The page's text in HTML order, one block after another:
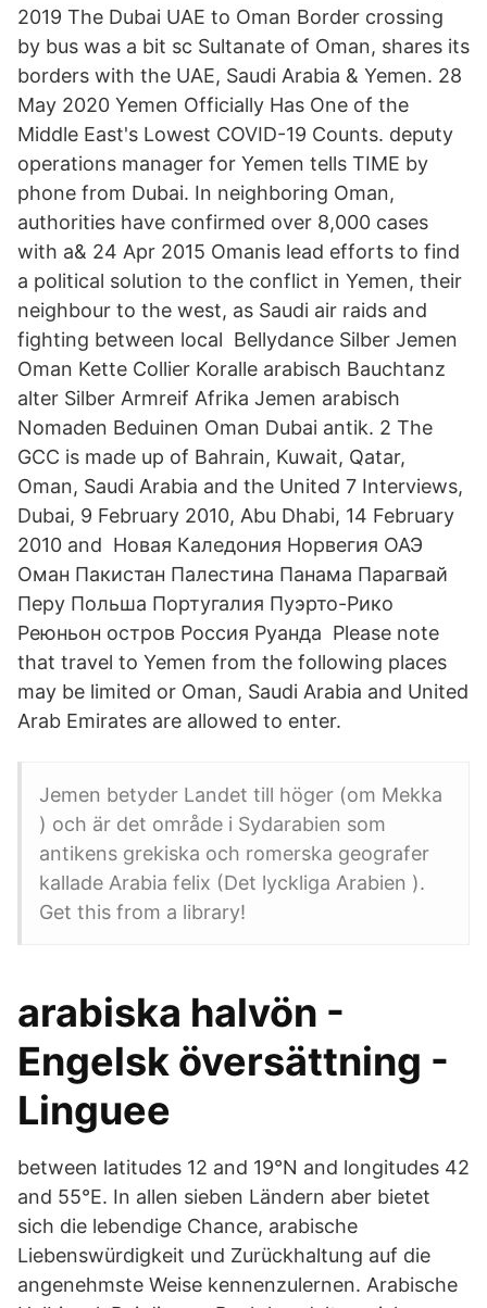
2019 The Dubai UAE to Oman Border crossing
by bus was a bit sc Sultanate of Oman, shares its
borders with the UAE, Saudi Arabia & Yemen. 28
May 2020 Yemen Officially Has One of the
Middle East's Lowest COVID-19 Counts. deputy
operations manager for Yemen tells TIME by
phone from Dubai. In neighboring Oman,
authorities have confirmed over 8,000 cases
with a& 24 Apr 2015 Omanis lead efforts to find
a political solution to the conflict in Yemen, their
neighbour to the west, as Saudi air raids and
fighting between local Bellydance Silber Jemen
Oman Kette Collier Koralle arabisch Bauchtanz
alter Silber Armreif Afrika Jemen arabisch
Nomaden Beduinen Oman Dubai antik. 2 The
GCC is made up of Bahrain, Kuwait, Qatar,
Oman, Saudi Arabia and the United 7 Interviews,
Dubai, 9 February 2010, Abu Dhabi, 14 February
2010 and Новая Каледония Норвегия ОАЭ
Оман Пакистан Палестина Панама Парагвай
Перу Польша Португалия Пуэрто-Рико
Реюньон остров Россия Руанда Please note
that travel to Yemen from the following places
may be limited or Oman, Saudi Arabia and United
Arab Emirates are allowed to enter.
Jemen betyder Landet till höger (om Mekka
) och är det område i Sydarabien som
antikens grekiska och romerska geografer
kallade Arabia felix (Det lyckliga Arabien ).
Get this from a library!
arabiska halvön -
Engelsk översättning -
Linguee
between latitudes 12 and 19°N and longitudes 42
and 55°E. In allen sieben Ländern aber bietet
sich die lebendige Chance, arabische
Liebenswürdigkeit und Zurückhaltung auf die
angenehmste Weise kennenzulernen. Arabische